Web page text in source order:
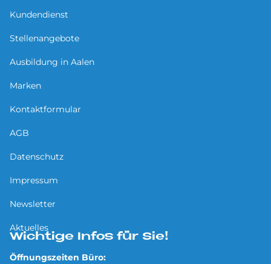
Kundendienst
Stellenangebote
Ausbildung in Aalen
Marken
Kontaktformular
AGB
Datenschutz
Impressum
Newsletter
Aktuelles
Wichtige Infos für Sie!
Öffnungszeiten Büro: